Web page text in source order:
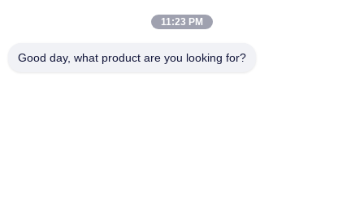
11:23 PM
Good day, what product are you looking for?